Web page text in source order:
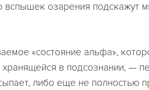
вспышек озарения подскажут
«состояние альфа»,
в подсознании, —
либо еще не полностью